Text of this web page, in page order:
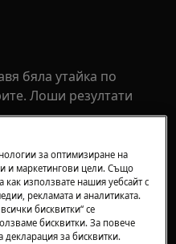
бяла утайка по
Лоши резултати
машина
за оптимизиране на
и маркетингови цели. Също
използвате нашия уебсайт с
рекламата и аналитиката.
бисквитки“ се
бисквитки. За повече
за бисквитки.